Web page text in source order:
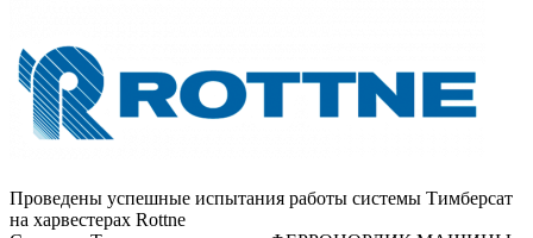
Проведены успешные испытания работы системы Тимберсат
на харвестерах Rottne